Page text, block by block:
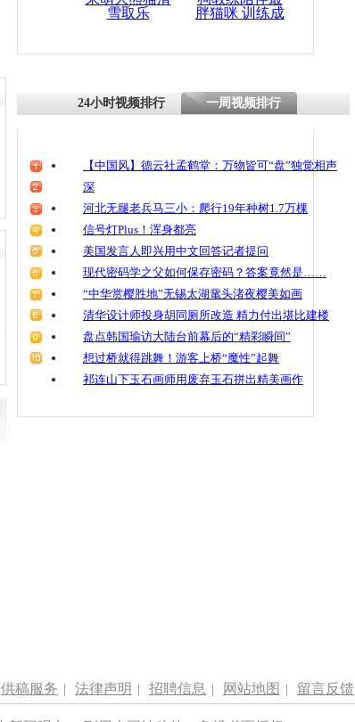
雪取乐
胖猫咪 训练成
24小时视频排行 一周视频排行
【中国风】德云社孟鹤堂：万物皆可“盘”独觉相声
深
河北无腿老兵马三小：爬行19年种树1.7万棵
信号灯Plus！浑身都亮
美国发言人即兴用中文回答记者提问
现代密码学之父如何保存密码？答案竟然是……
“中华赏樱胜地”无锡太湖鼋头渚夜樱美如画
清华设计师投身胡同厕所改造 精力付出堪比建楼
盘点韩国瑜访大陆台前幕后的“精彩瞬间”
想过桥就得跳舞！游客上桥“魔性”起舞
祁连山下玉石画师用废弃玉石拼出精美画作
供稿服务 | 法律声明 | 招聘信息 | 网站地图 | 留言反馈